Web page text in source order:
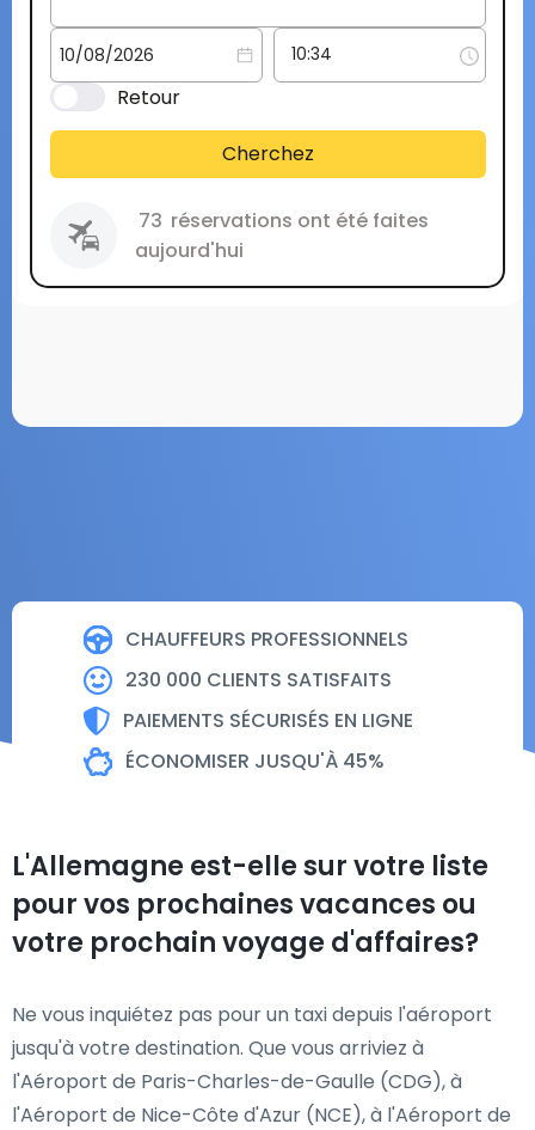
CHAUFFEURS PROFESSIONNELS
230 000 CLIENTS SATISFAITS
PAIEMENTS SÉCURISÉS EN LIGNE
ÉCONOMISER JUSQU'À 45%
Retour
Cherchez
73 réservations ont été faites
aujourd'hui
L'Allemagne est-elle sur votre liste
pour vos prochaines vacances ou
votre prochain voyage d'affaires?
Ne vous inquiétez pas pour un taxi depuis l'aéroport
jusqu'à votre destination. Que vous arriviez à
l'Aéroport de Paris-Charles-de-Gaulle (CDG), à
l'Aéroport de Nice-Côte d'Azur (NCE), à l'Aéroport de